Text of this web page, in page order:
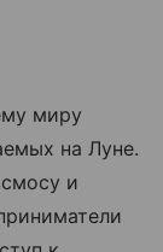
миру
на Луне.
и